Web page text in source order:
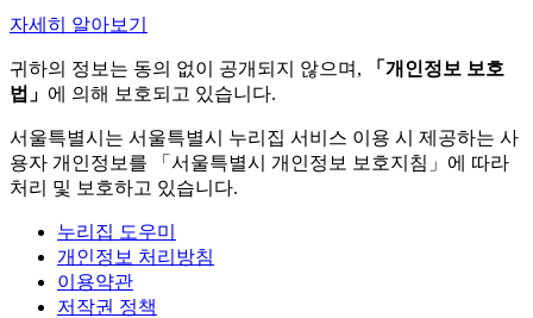
자세히 알아보기
귀하의 정보는 동의 없이 공개되지 않으며,
「개인정보 보호
법」 에 의해 보호되고 있습니다.
서울특별시는 서울특별시 누리집 서비스 이용 시 제공하는 사
용자 개인정보를 「서울특별시 개인정보 보호지침」에 따라
처리 및 보호하고 있습니다.
누리집 도우미
개인정보 처리방침
이용약관
저작권 정책